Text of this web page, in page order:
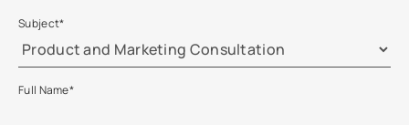
Subject*
Full Name*